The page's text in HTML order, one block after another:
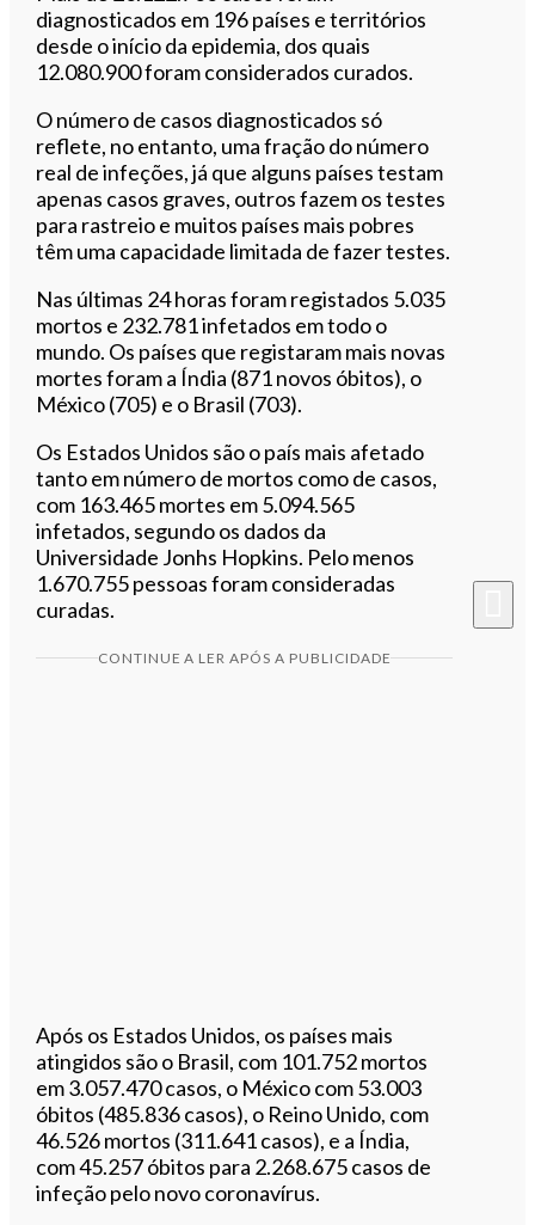
diagnosticados em 196 países e territórios
desde o início da epidemia, dos quais
12.080.900 foram considerados curados.
O número de casos diagnosticados só
reflete, no entanto, uma fração do número
real de infeções, já que alguns países testam
apenas casos graves, outros fazem os testes
para rastreio e muitos países mais pobres
têm uma capacidade limitada de fazer testes.
Nas últimas 24 horas foram registados 5.035
mortos e 232.781 infetados em todo o
mundo. Os países que registaram mais novas
mortes foram a Índia (871 novos óbitos), o
México (705) e o Brasil (703).
Os Estados Unidos são o país mais afetado
tanto em número de mortos como de casos,
com 163.465 mortes em 5.094.565
infetados, segundo os dados da
Universidade Jonhs Hopkins. Pelo menos
1.670.755 pessoas foram consideradas
curadas.
CONTINUE A LER APÓS A PUBLICIDADE
Após os Estados Unidos, os países mais
atingidos são o Brasil, com 101.752 mortos
em 3.057.470 casos, o México com 53.003
óbitos (485.836 casos), o Reino Unido, com
46.526 mortos (311.641 casos), e a Índia,
com 45.257 óbitos para 2.268.675 casos de
infeção pelo novo coronavírus.